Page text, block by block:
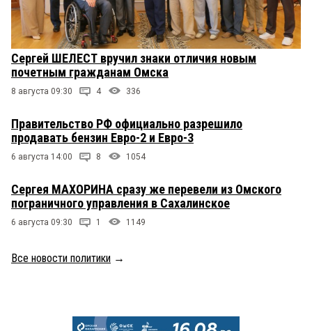
Сергей ШЕЛЕСТ вручил знаки отличия новым
почетным гражданам Омска
8 августа 09:30 4 336
Правительство РФ официально разрешило
продавать бензин Евро-2 и Евро-3
6 августа 14:00 8 1054
Сергея МАХОРИНА сразу же перевели из Омского
пограничного управления в Сахалинское
6 августа 09:30 1 1149
Все новости политики →